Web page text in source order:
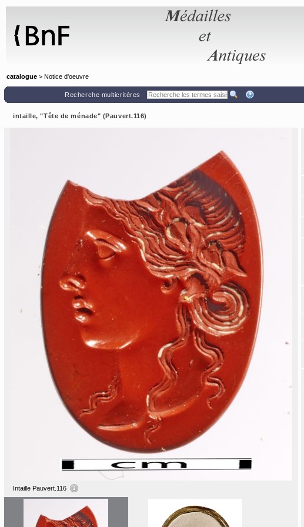
catalogue > Notice d'oeuvre
Recherche multicritères
intaille, "Tête de ménade" (Pauvert.116)
Intaille Pauvert.116